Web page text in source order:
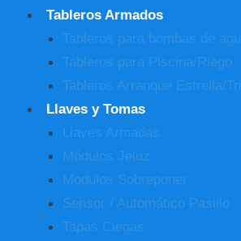
Tableros Armados
Tableros para bombas de
Tableros para Piscina/Riego
Tableros Arranque Estrella/
Llaves y Tomas
Llaves Armadas
Módulos Jeluz
Modulos Sobreponer
Sensor / Automático Pasillo
Tapas Ciegas